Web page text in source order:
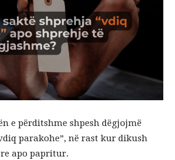
e përditshme shpesh dëgjojmë
parakohe”, në rast kur dikush
apo papritur.